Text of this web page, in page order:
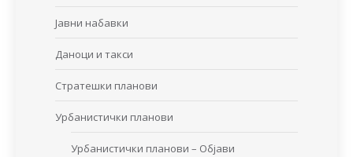
Јавни набавки
Даноци и такси
Стратешки планови
Урбанистички планови
Урбанистички планови – Објави